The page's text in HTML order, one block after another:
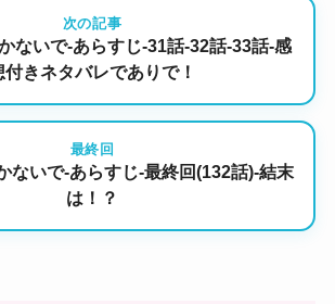
次の記事
ないで-あらすじ-31話-32話-33話-感
付きネタバレでありで！
最終回
ないで-あらすじ-最終回(132話)-結末
は！？